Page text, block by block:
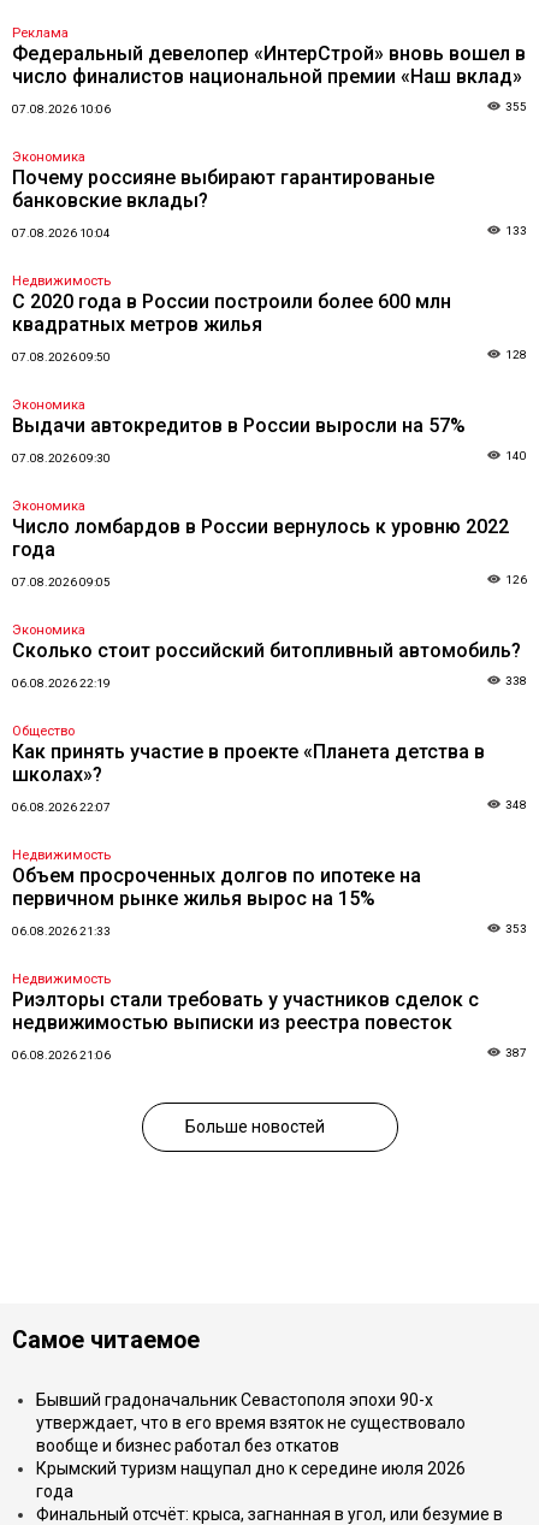
Реклама
Федеральный девелопер «ИнтерСтрой» вновь вошел в
число финалистов национальной премии «Наш вклад»
07.08.2026 10:06 355
Экономика
Почему россияне выбирают гарантированые
банковские вклады?
07.08.2026 10:04 133
Недвижимость
С 2020 года в России построили более 600 млн
квадратных метров жилья
07.08.2026 09:50 128
Экономика
Выдачи автокредитов в России выросли на 57%
07.08.2026 09:30 140
Экономика
Число ломбардов в России вернулось к уровню 2022
года
07.08.2026 09:05 126
Экономика
Сколько стоит российский битопливный автомобиль?
06.08.2026 22:19 338
Общество
Как принять участие в проекте «Планета детства в
школах»?
06.08.2026 22:07 348
Недвижимость
Объем просроченных долгов по ипотеке на
первичном рынке жилья вырос на 15%
06.08.2026 21:33 353
Недвижимость
Риэлторы стали требовать у участников сделок с
недвижимостью выписки из реестра повесток
06.08.2026 21:06 387
Больше новостей
Самое читаемое
Бывший градоначальник Севастополя эпохи 90-х
утверждает, что в его время взяток не существовало
вообще и бизнес работал без откатов
Крымский туризм нащупал дно к середине июля 2026
года
Финальный отсчёт: крыса, загнанная в угол, или безумие в